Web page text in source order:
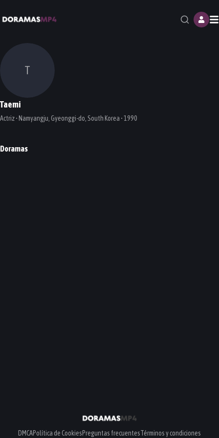
T
Taemi
Actriz • Namyangju, Gyeonggi-do, South Korea • 1990
Doramas
Healer
DMCAPolítica de CookiesPreguntas frecuentesTérminos y condiciones